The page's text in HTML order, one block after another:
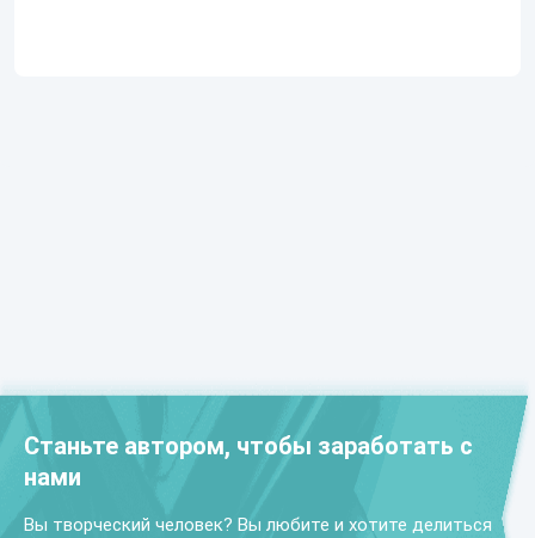
Станьте автором, чтобы заработать с
нами
Вы творческий человек? Вы любите и хотите делиться